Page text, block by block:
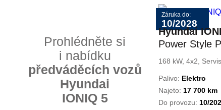
Prohlédněte si
i nabídku
předváděcích vozů
Hyundai
IONIQ 5
Záruka do:
10/2028
Hyundai
Power Style
PANORAMA
168 kW, 4x2,
Palivo: Elektro
Najeto: 17 700 km
Do provozu: 10/